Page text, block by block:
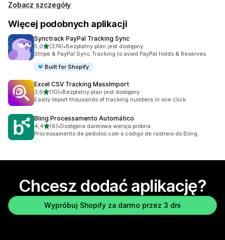
Zobacz szczegóły
Więcej podobnych aplikacji
Synctrack PayPal Tracking Sync
5,0na 5 gwiazdek
(374)
Łączna liczba recenzji: 374
•Bezpłatny plan jest dostępny
Stripe & PayPal Sync Tracking to avoid PayPal Holds & Reserves
Built for Shopify
Excel CSV Tracking MassImport
3,6na 5 gwiazdek
(10)
Łączna liczba recenzji: 10
•Bezpłatny plan jest dostępny
Easily Import thousands of tracking numbers in one click
Bling Processamento Automático
4,4na 5 gwiazdek
(6)
Łączna liczba recenzji: 6
•Dostępna darmowa wersja próbna
Processamento de pedidos com o código de rastreio do Bling
Chcesz dodać aplikację?
Wypróbuj Shopify za darmo przez 3 dni